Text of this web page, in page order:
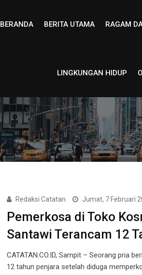
BERANDA BERITA UTAMA RAGAM
LINGKUNGAN HIDUP
Redaksi Catatan Jumat, 7 Februari
Pemerkosa di Toko
Santawi Terancam 12
CATATAN.CO.ID, Sampit – Seorang pria
12 tahun penjara setelah diduga